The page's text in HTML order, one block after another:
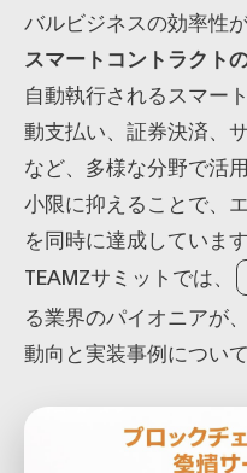
バルビジネスの効率性
スマートコントラクト
自動執行されるスマー
動支払い、証券決済、
など、多様な分野で活
小限に抑えることで、
を同時に達成しています
TEAMZサミットでは、
る業界のパイオニアが
動向と実装事例につい